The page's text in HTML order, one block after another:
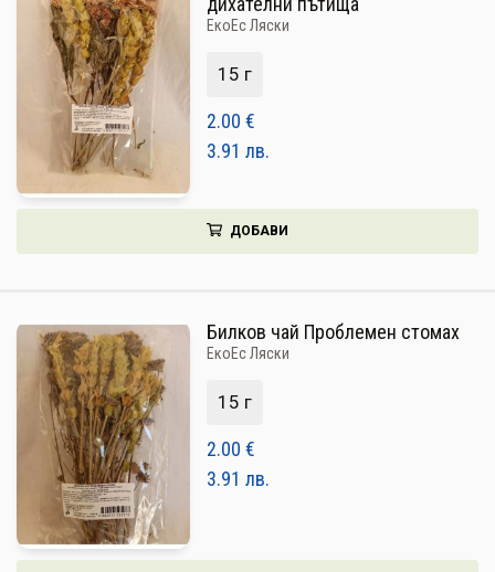
ЕкоЕс Ляски
15 г
2.00 €
3.91 лв.
ДОБАВИ
Билков чай Проблемен стомах
ЕкоЕс Ляски
15 г
2.00 €
3.91 лв.